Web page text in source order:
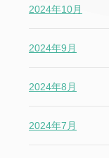
2024年10月
2024年9月
2024年8月
2024年7月